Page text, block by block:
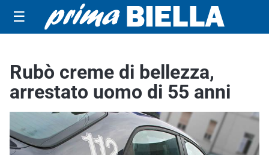
☰
Rubò creme di bellezza,
arrestato uomo di 55 anni